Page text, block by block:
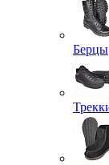
Берцы